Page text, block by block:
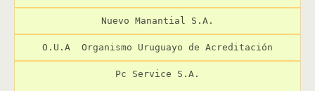
Nuevo Manantial S.A.
O.U.A  Organismo Uruguayo de Acreditación
Pc Service S.A.